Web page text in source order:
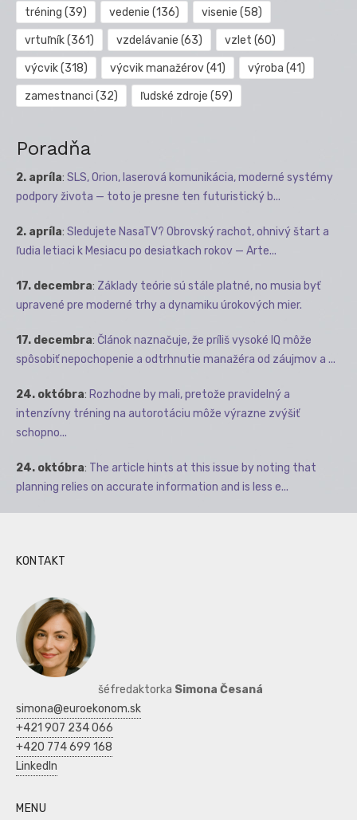
tréning (39) vedenie (136) visenie (58)
vrtuľník(361) vzdelávanie (63) vzlet (60)
výcvik(318) výcvik manažérov(41) výroba (41)
zamestnanci (32) ľudské zdroje (59)
Poradňa
2. apríla: SLS, Orion, laserová komunikácia, moderné systémy
podpory života — toto je presne ten futuristický b...
2. apríla: Sledujete NasaTV? Obrovský rachot, ohnivý štart a
ľudia letiaci k Mesiacu po desiatkach rokov — Arte...
17. decembra: Základy teórie sú stále platné, no musia byť
upravené pre moderné trhy a dynamiku úrokových mier.
17. decembra: Článok naznačuje, že príliš vysoké IQ môže
spôsobiť nepochopenie a odtrhnutie manažéra od záujmov a ...
24. októbra: Rozhodne by mali, pretože pravidelný a
intenzívny tréning na autorotáciu môže výrazne zvýšiť
schopno...
24. októbra: The article hints at this issue by noting that
planning relies on accurate information and is less e...
KONTAKT
šéfredaktorka Simona Česaná
simona@euroekonom.sk
+421 907 234 066
+420 774 699 168
LinkedIn
MENU